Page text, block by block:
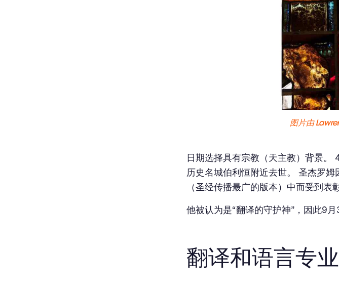
图片由
日期选择具有宗教（天主教）背景
历史名城伯利恒附近去世。 圣杰罗姆
（圣经传播最广的版本）中而受到表
他被认为是“翻译的守护神”，因此9
翻译和语言专